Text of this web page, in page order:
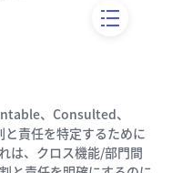
、Consulted、
責任を特定するために
は、クロス機能/部門間